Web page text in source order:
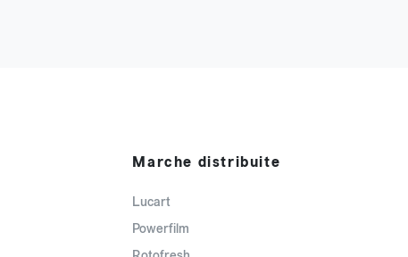
Marche distribuite
Lucart
Powerfilm